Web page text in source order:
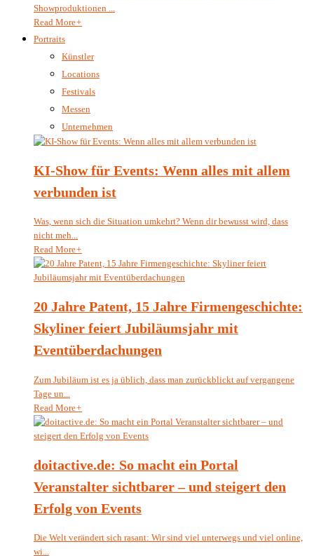
Showproduktionen ...
Read More+
Portraits
Künstler
Locations
Festivals
Messen
Unternehmen
KI-Show für Events: Wenn alles mit allem
verbunden ist
Was, wenn sich die Situation umkehrt? Wenn dir bewusst wird, dass
nicht meh...
Read More+
20 Jahre Patent, 15 Jahre Firmengeschichte:
Skyliner feiert Jubiläumsjahr mit
Eventüberdachungen
Zum Jubiläum ist es ja üblich, dass man zurückblickt auf vergangene
Tage un...
Read More+
doitactive.de: So macht ein Portal
Veranstalter sichtbarer – und steigert den
Erfolg von Events
Die Welt verändert sich rasant: Wir sind viel unterwegs und viel online,
wi...